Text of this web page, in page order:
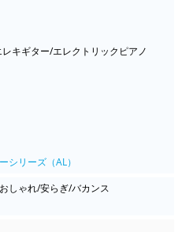
キギター/エレクトリックピアノ
シリーズ（AL）
しゃれ/安らぎ/バカンス